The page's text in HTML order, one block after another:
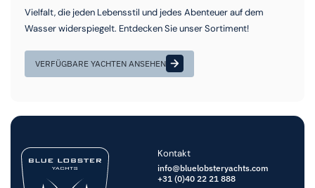
Vielfalt, die jeden Lebensstil und jedes Abenteuer auf dem
Wasser widerspiegelt. Entdecken Sie unser Sortiment!
VERFÜGBARE YACHTEN ANSEHEN
Kontakt
info@bluelobsteryachts.com
+31 (0)40 22 21 888